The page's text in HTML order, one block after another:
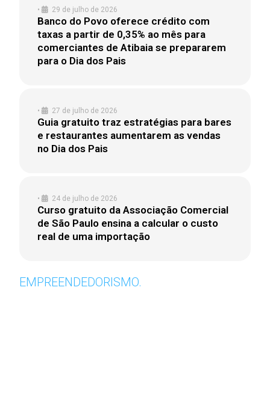
• 29 de julho de 2026
Banco do Povo oferece crédito com
taxas a partir de 0,35% ao mês para
comerciantes de Atibaia se prepararem
para o Dia dos Pais
• 27 de julho de 2026
Guia gratuito traz estratégias para bares
e restaurantes aumentarem as vendas
no Dia dos Pais
• 24 de julho de 2026
Curso gratuito da Associação Comercial
de São Paulo ensina a calcular o custo
real de uma importação
EMPREENDEDORISMO.